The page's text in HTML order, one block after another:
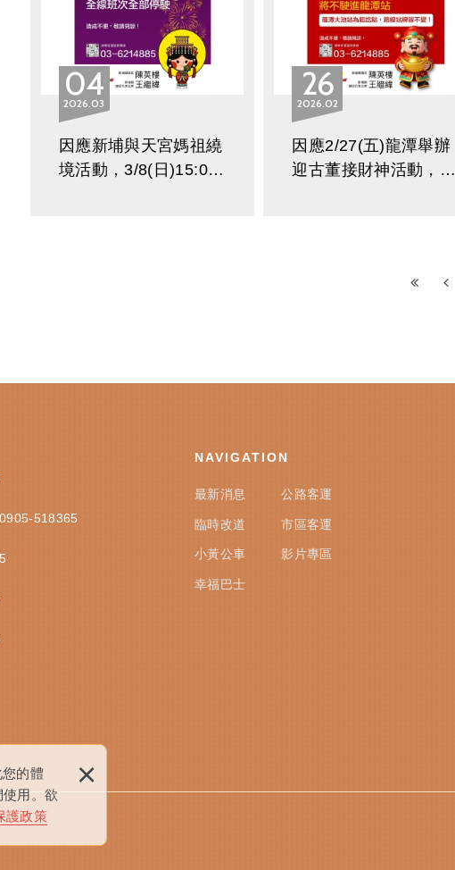
的體
用。欲
護政策
×
04
03
2026
因應新埔與天宮媽祖繞
境活動，3/8(日)15:00
26
02
2026
因應2/27(五)龍潭舉辦
迎古董接財神活動，新
0905-518365
NAVIGATION
最新消息
臨時改道
小黃公車
幸福巴士
公路客運
市區客運
影片專區